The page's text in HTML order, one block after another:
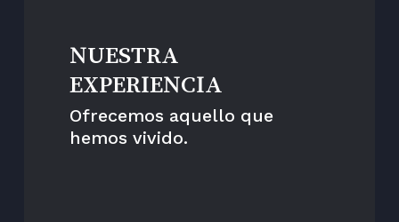
NUESTRA
EXPERIENCIA
Ofrecemos aquello que
hemos vivido.